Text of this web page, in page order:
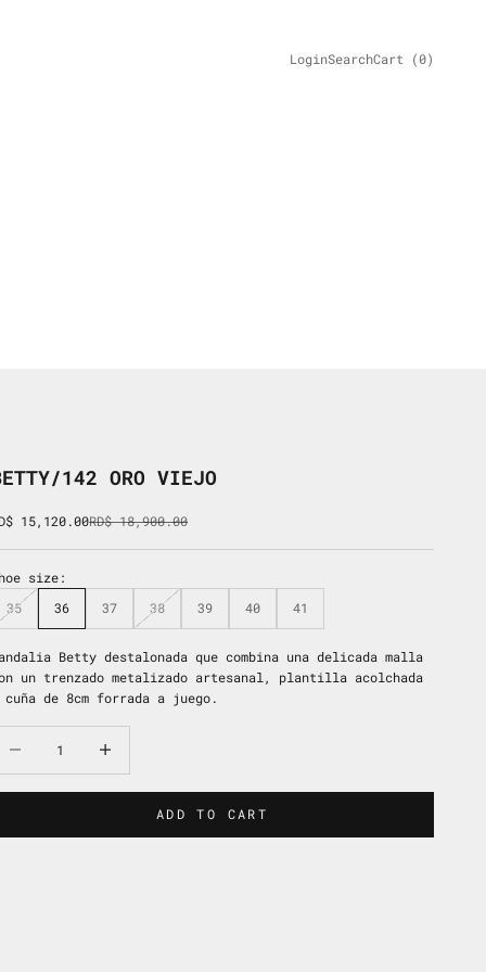
Login
LoginSearch
SearchCart
Cart (0)
142 ORO VIEJO
price
15,120.00Regular price
RD$ 18,900.00
size:
35
36 37 38 39 40 41
Betty destalonada que combina una delicada malla
un trenzado metalizado artesanal, plantilla acolchada
cuña de 8cm forrada a juego.
ADD TO CART